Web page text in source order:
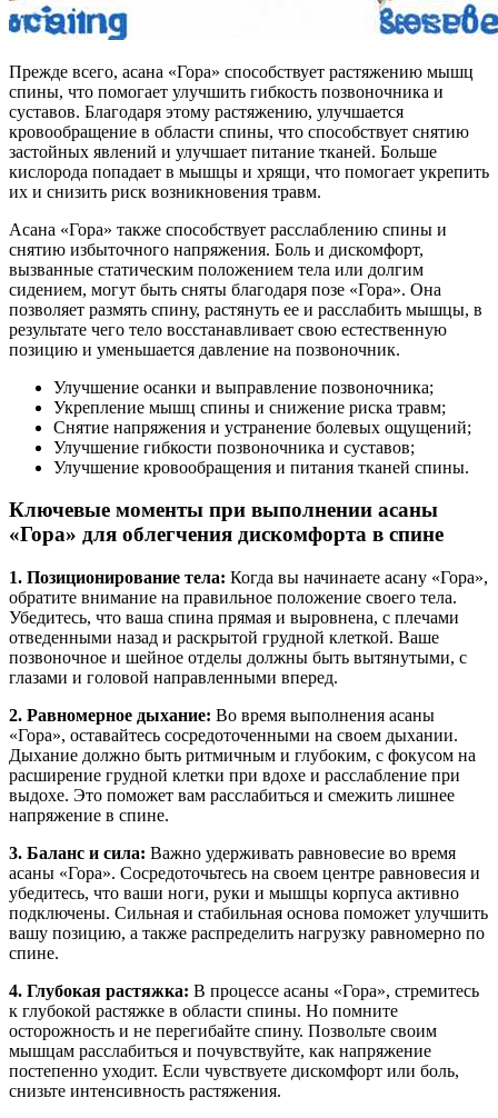
Прежде всего, асана «Гора» способствует растяжению мышц
спины, что помогает улучшить гибкость позвоночника и
суставов. Благодаря этому растяжению, улучшается
кровообращение в области спины, что способствует снятию
застойных явлений и улучшает питание тканей. Больше
кислорода попадает в мышцы и хрящи, что помогает укрепить
их и снизить риск возникновения травм.
Асана «Гора» также способствует расслаблению спины и
снятию избыточного напряжения. Боль и дискомфорт,
вызванные статическим положением тела или долгим
сидением, могут быть сняты благодаря позе «Гора». Она
позволяет размять спину, растянуть ее и расслабить мышцы, в
результате чего тело восстанавливает свою естественную
позицию и уменьшается давление на позвоночник.
Улучшение осанки и выправление позвоночника;
Укрепление мышц спины и снижение риска травм;
Снятие напряжения и устранение болевых ощущений;
Улучшение гибкости позвоночника и суставов;
Улучшение кровообращения и питания тканей спины.
Ключевые моменты при выполнении асаны
«Гора» для облегчения дискомфорта в спине
1. Позиционирование тела: Когда вы начинаете асану «Гора»,
обратите внимание на правильное положение своего тела.
Убедитесь, что ваша спина прямая и выровнена, с плечами
отведенными назад и раскрытой грудной клеткой. Ваше
позвоночное и шейное отделы должны быть вытянутыми, с
глазами и головой направленными вперед.
2. Равномерное дыхание: Во время выполнения асаны
«Гора», оставайтесь сосредоточенными на своем дыхании.
Дыхание должно быть ритмичным и глубоким, с фокусом на
расширение грудной клетки при вдохе и расслабление при
выдохе. Это поможет вам расслабиться и смежить лишнее
напряжение в спине.
3. Баланс и сила: Важно удерживать равновесие во время
асаны «Гора». Сосредоточьтесь на своем центре равновесия и
убедитесь, что ваши ноги, руки и мышцы корпуса активно
подключены. Сильная и стабильная основа поможет улучшить
вашу позицию, а также распределить нагрузку равномерно по
спине.
4. Глубокая растяжка: В процессе асаны «Гора», стремитесь
к глубокой растяжке в области спины. Но помните
осторожность и не перегибайте спину. Позвольте своим
мышцам расслабиться и почувствуйте, как напряжение
постепенно уходит. Если чувствуете дискомфорт или боль,
снизьте интенсивность растяжения.